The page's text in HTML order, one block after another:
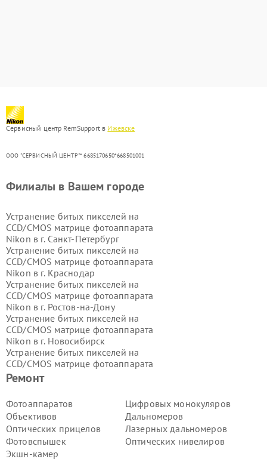
Сервисный центр RemSupport в Ижевске
ООО "СЕРВИСНЫЙ ЦЕНТР"* 6685170650*668501001
Ремонт
Фотоаппаратов
Объективов
Оптических прицелов
Фотовспышек
Экшн-камер
Цифровых монокуляров
Дальномеров
Лазерных дальномеров
Оптических нивелиров
Филиалы в Вашем городе
Устранение битых пикселей на
CCD/CMOS матрице фотоаппарата
Nikon в г. Санкт-Петербург
Устранение битых пикселей на
CCD/CMOS матрице фотоаппарата
Nikon в г. Краснодар
Устранение битых пикселей на
CCD/CMOS матрице фотоаппарата
Nikon в г. Ростов-на-Дону
Устранение битых пикселей на
CCD/CMOS матрице фотоаппарата
Nikon в г. Новосибирск
Устранение битых пикселей на
CCD/CMOS матрице фотоаппарата
Nikon в г.
CCD/CMOS матрице фотоаппарата
Nikon в г.Казань
Устранение битых пикселей на
CCD/CMOS матрице фотоаппарата
Nikon в г.Воронеж
Устранение битых пикселей на